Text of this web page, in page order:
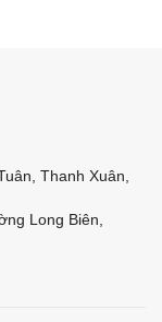
Thanh Xuân,
Long Biên,